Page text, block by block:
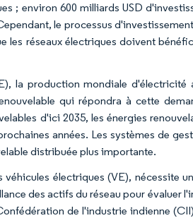
; environ 600 milliards USD
le processus
les réseaux électriques doivent
la production mondiale
qui répondra à cette
d'ici 2035, les énergies
années. Les systèmes de
distribuée plus importante.
électriques (VE), nécessite
des actifs du réseau pour évaluer
de l'industrie indienne